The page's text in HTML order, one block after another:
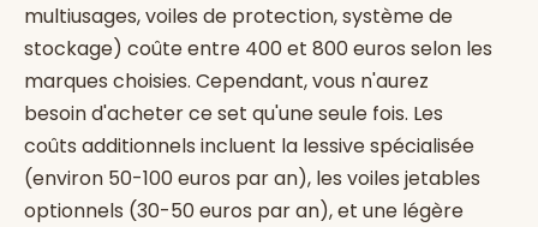
multiusages, voiles de protection, système de
stockage) coûte entre 400 et 800 euros selon les
marques choisies. Cependant, vous n'aurez
besoin d'acheter ce set qu'une seule fois. Les
coûts additionnels incluent la lessive spécialisée
(environ 50-100 euros par an), les voiles jetables
optionnels (30-50 euros par an), et une légère